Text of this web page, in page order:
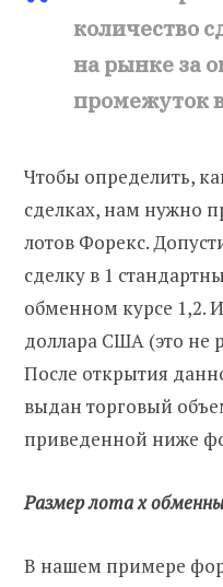
количество
на рынке за
промежуток
Чтобы определить,
сделках, нам нужно
лотов Форекс.
сделку в 1
обменном курсе 1,2.
доллара США (это не
После открытия
выдан торговый
приведенной ниже
Размер лота x
В нашем примере